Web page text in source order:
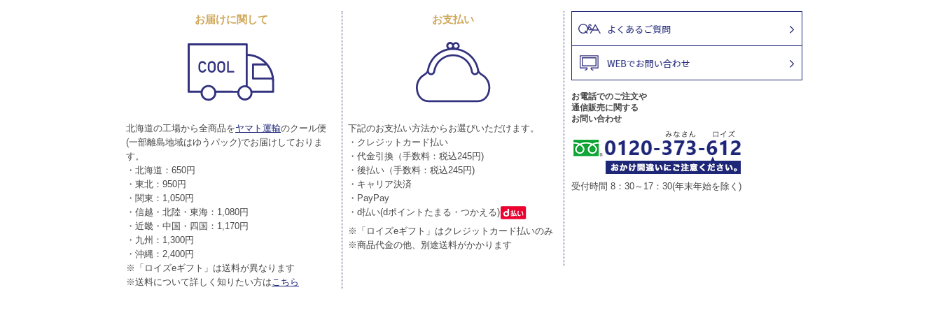
お届けに関して
北海道の工場から全商品をヤマト運輸のクール便
(一部離島地域はゆうパック)でお届けしておりま
す。
・北海道：650円
・東北：950円
・関東：1,050円
・信越・北陸・東海：1,080円
・近畿・中国・四国：1,170円
・九州：1,300円
・沖縄：2,400円
※「ロイズeギフト」は送料が異なります
※送料について詳しく知りたい方はこちら
お支払い
下記のお支払い方法からお選びいただけます。
・クレジットカード払い
・代金引換（手数料：税込245円)
・後払い（手数料：税込245円)
・キャリア決済
・PayPay
・d払い(dポイントたまる・つかえる)
※「ロイズeギフト」はクレジットカード払いのみ
※商品代金の他、別途送料がかかります
お電話でのご注文や
通信販売に関する
お問い合わせ
受付時間 8：30～17：30(年末年始を除く)